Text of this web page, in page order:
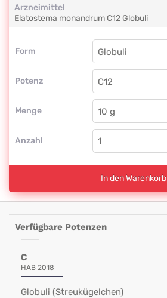
Arzneimittel
Elatostema monandrum C12 Globuli
Form
Form
Potenz
Globuli
C12
Menge
Globuli
Anzahl
In den Warenkorb
Verfügbare Potenzen
C
HAB 2018
Globuli (Streukügelchen)